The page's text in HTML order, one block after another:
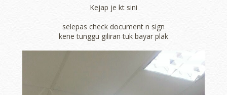
Kejap je kt sini
selepas check document n sign
kene tunggu giliran tuk bayar plak